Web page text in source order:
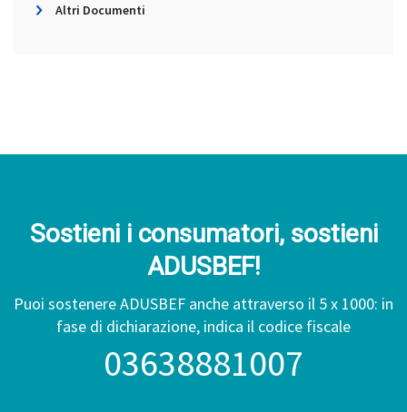
Altri Documenti
Sostieni i consumatori, sostieni
ADUSBEF!
Puoi sostenere ADUSBEF anche attraverso il 5 x 1000: in
fase di dichiarazione, indica il codice fiscale
03638881007